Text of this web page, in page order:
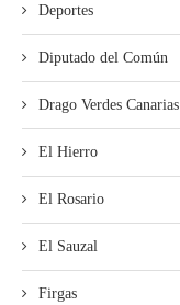
Deportes
Diputado del Común
Drago Verdes Canarias
El Hierro
El Rosario
El Sauzal
Firgas